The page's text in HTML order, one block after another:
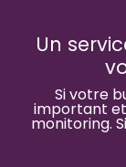
Un
Si votre
important
monitoring.